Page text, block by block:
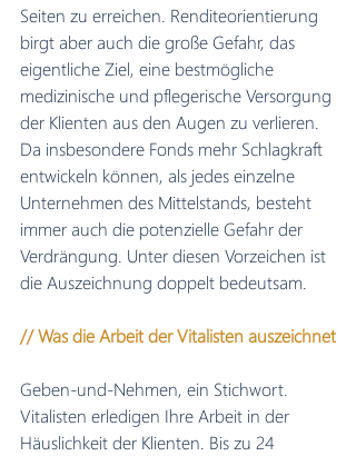
Seiten zu erreichen. Renditeorientierung
birgt aber auch die große Gefahr, das
eigentliche Ziel, eine bestmögliche
medizinische und pflegerische Versorgung
der Klienten aus den Augen zu verlieren.
Da insbesondere Fonds mehr Schlagkraft
entwickeln können, als jedes einzelne
Unternehmen des Mittelstands, besteht
immer auch die potenzielle Gefahr der
Verdrängung. Unter diesen Vorzeichen ist
die Auszeichnung doppelt bedeutsam.
// Was die Arbeit der Vitalisten auszeichnet
Geben-und-Nehmen, ein Stichwort.
Vitalisten erledigen Ihre Arbeit in der
Häuslichkeit der Klienten. Bis zu 24